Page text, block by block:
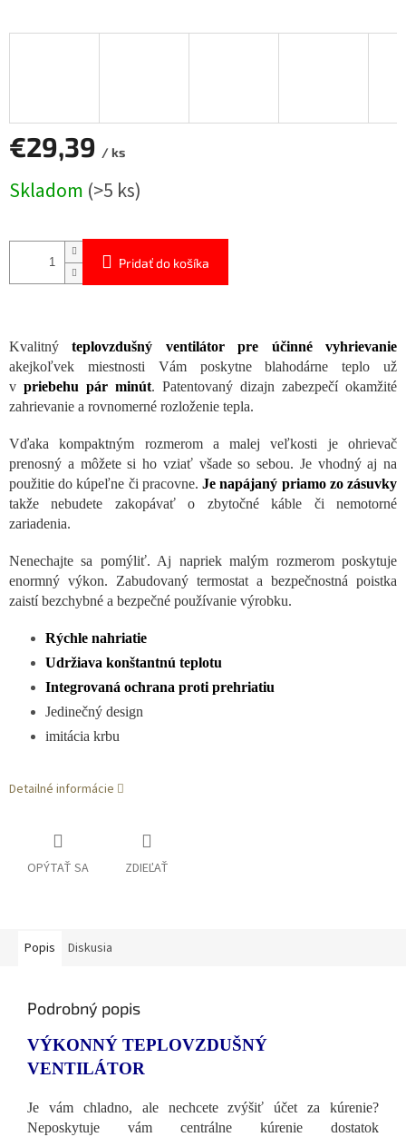
€29,39 / ks
cena:
Skladom (>5 ks)
Pridať do košíka
Kvalitnýteplovzdušný ventilátor pre účinné vyhrievanie
akejkoľvek miestnosti Vám poskytne blahodárne teplo už
v priebehu pár minút. Patentovaný dizajn zabezpečí okamžité
zahrievanie a rovnomerné rozloženie tepla.
Vďaka kompaktným rozmerom a malej veľkosti je ohrievač
prenosný a môžete si ho vziať všade so sebou. Je vhodný aj na
použitie do kúpeľne či pracovne.Je napájaný priamo zo zásuvky
takže nebudete zakopávať o zbytočné káble či nemotorné
zariadenia.
Nenechajte sa pomýliť. Aj napriek malým rozmerom poskytuje
enormný výkon. Zabudovaný termostat a bezpečnostná poistka
zaistí bezchybné a bezpečné používanie výrobku.
Rýchle nahriatie
Udržiava konštantnú teplotu
Integrovaná ochrana proti prehriatiu
Jedinečný design
imitácia krbu
Detailné informácie
OPÝTAŤ SA ZDIEĽAŤ
Popis Diskusia
Podrobný popis
VÝKONNÝ TEPLOVZDUŠNÝ
VENTILÁTOR
Je vám chladno, ale nechcete zvýšiť účet za kúrenie?
Neposkytuje vám centrálne kúrenie dostatok